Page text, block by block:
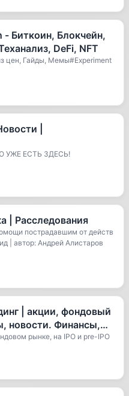
- Биткоин, Блокчейн,
DeFi, NFT
цен, Гайды, Мемы#Experiment
|
УЖЕ ЕСТЬ ЗДЕСЬ!
| Расследования
пострадавшим от действ
| автор: Андрей Алистаров
| акции, фондовый
новости. Финансы,
рынке, на IPO и pre-IPO